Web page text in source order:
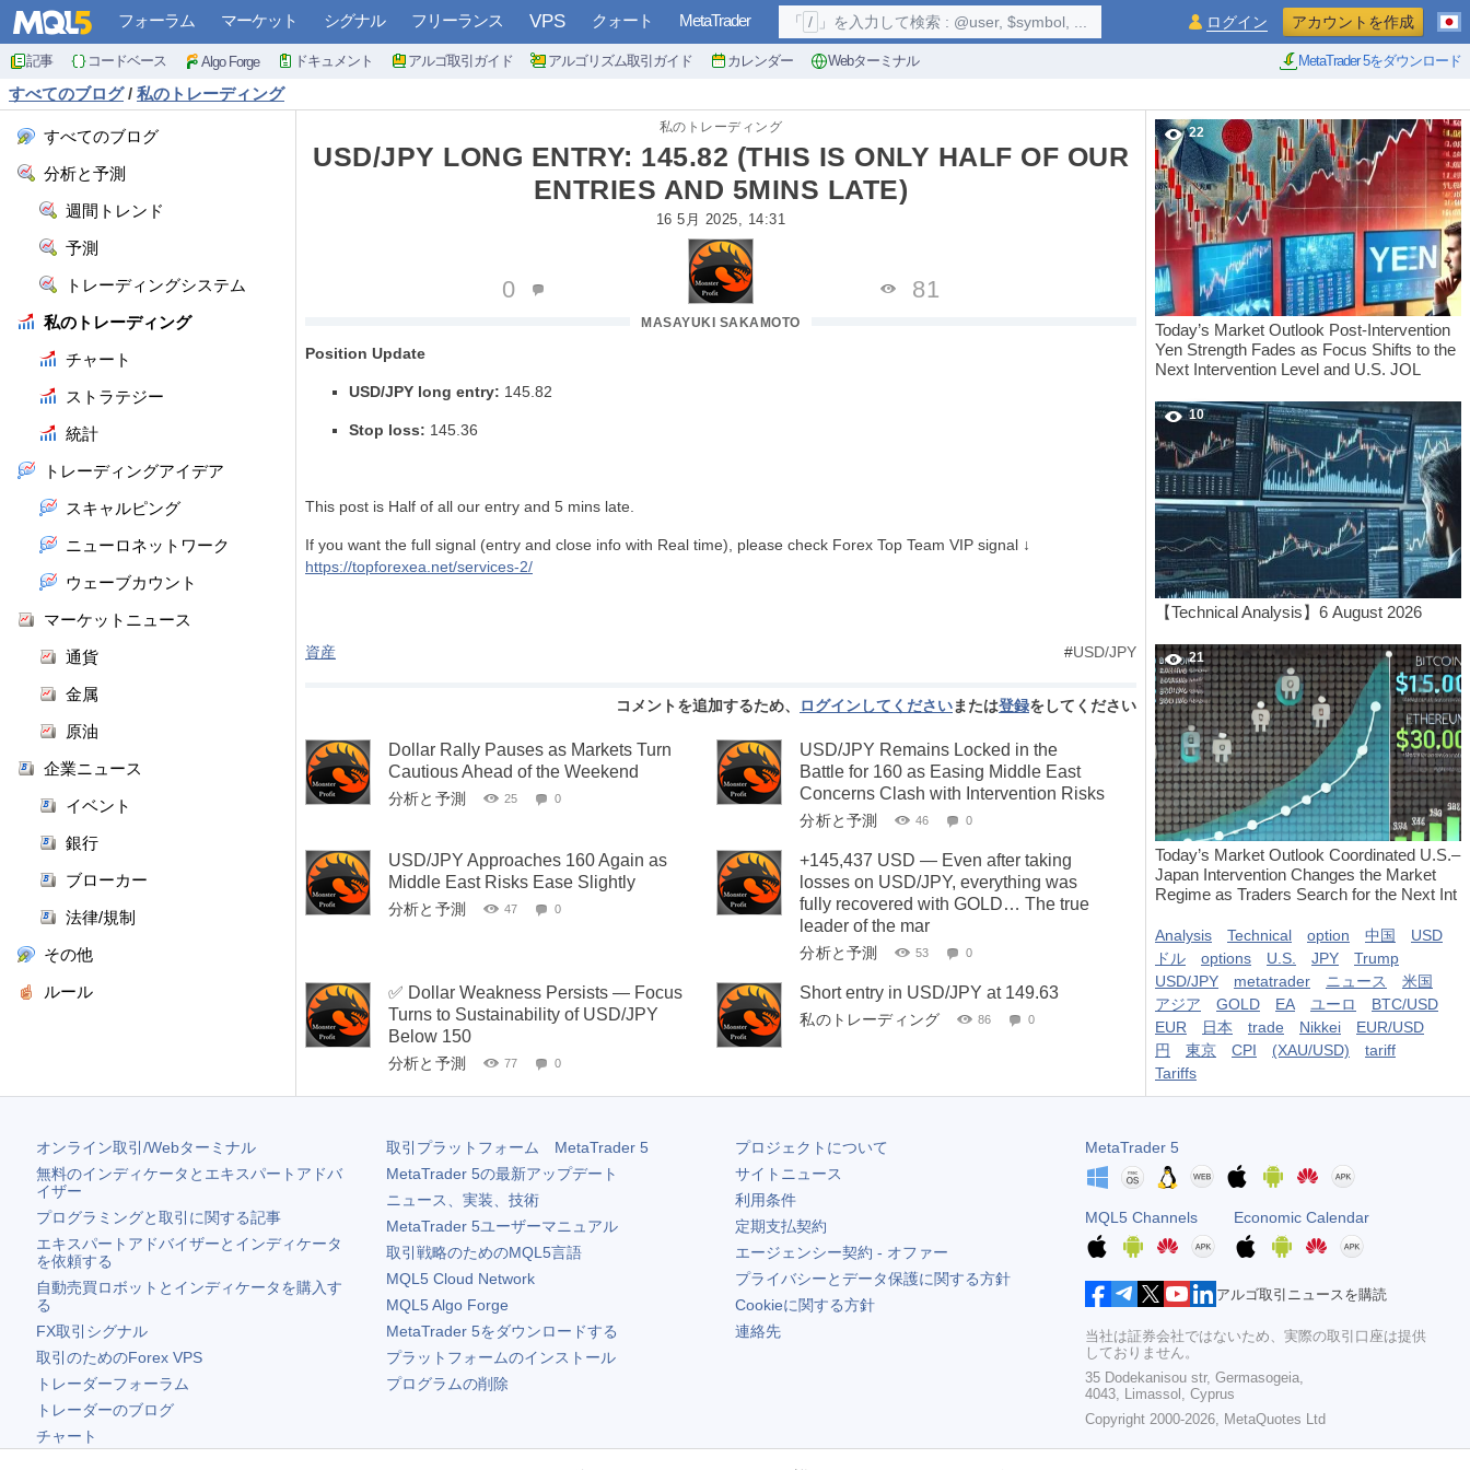
フォーラム マーケット シグナル フリーランス VPS クォート MetaTrader
記事 コードベース Algo Forge ドキュメント アルゴ取引ガイド アルゴリズム取引ガイド カレンダー Webターミナル MetaTrader 5をダウンロード
「 / 」を入力して検索 : @user, $symbol, ... ログイン アカウントを作成
すべてのブログ / 私のトレーディング
すべてのブログ
分析と予測
週間トレンド
予測
トレーディングシステム
私のトレーディング
チャート
ストラテジー
統計
トレーディングアイデア
スキャルピング
ニューロネットワーク
ウェーブカウント
マーケットニュース
通貨
金属
原油
企業ニュース
イベント
銀行
ブローカー
法律/規制
その他
ルール
私のトレーディング
USD/JPY LONG ENTRY: 145.82 (THIS IS ONLY HALF OF OUR
ENTRIES AND 5MINS LATE)
16 5月 2025, 14:31
MASAYUKI SAKAMOTO
0 81
Position Update
USD/JPY long entry: 145.82
Stop loss: 145.36
This post is Half of all our entry and 5 mins late.
If you want the full signal (entry and close info with Real time), please check Forex Top Team VIP signal ↓
https://topforexea.net/services-2/
#USD/JPY
資産
コメントを追加するため、 ログインしてくださいまたは登録をしてください
Dollar Rally Pauses as Markets Turn
Cautious Ahead of the Weekend
分析と予測 25 0
USD/JPY Remains Locked in the
Battle for 160 as Easing Middle East
Concerns Clash with Intervention Risks
分析と予測 46 0
USD/JPY Approaches 160 Again as
Middle East Risks Ease Slightly
分析と予測 47 0
+145,437 USD — Even after taking
losses on USD/JPY, everything was
fully recovered with GOLD… The true
leader of the mar
分析と予測 53 0
✅ Dollar Weakness Persists — Focus
Turns to Sustainability of USD/JPY
Below 150
分析と予測 77 0
Short entry in USD/JPY at 149.63
私のトレーディング 86 0
22
Today’s Market Outlook Post-Intervention
Yen Strength Fades as Focus Shifts to the
Next Intervention Level and U.S. JOL
10
【Technical Analysis】6 August 2026
21
Today’s Market Outlook Coordinated U.S.–
Japan Intervention Changes the Market
Regime as Traders Search for the Next Int
Analysis Technical option 中国
USD
ドル
options U.S. JPY
Trump
USD/JPY
metatrader ニュース
米国
アジア
GOLD EA ユーロ
BTC/USD
EUR
日本 trade Nikkei
EUR/USD
円
東京 CPI (XAU/USD)
tariff
Tariffs
オンライン取引/Webターミナル
無料のインディケータとエキスパートアドバ
イザー
プログラミングと取引に関する記事
エキスパートアドバイザーとインディケータ
を依頼する
自動売買ロボットとインディケータを購入す
る
FX取引シグナル
取引のためのForex VPS
トレーダーフォーラム
トレーダーのブログ
チャート
取引プラットフォーム MetaTrader 5
MetaTrader 5の最新アップデート
ニュース、実装、技術
MetaTrader 5ユーザーマニュアル
取引戦略のためのMQL5言語
MQL5 Cloud Network
MQL5 Algo Forge
MetaTrader 5をダウンロードする
プラットフォームのインストール
プログラムの削除
プロジェクトについて
サイトニュース
利用条件
定期支払契約
エージェンシー契約 - オファー
プライバシーとデータ保護に関する方針
Cookieに関する方針
連絡先
MetaTrader 5
MQL5 Channels Economic Calendar
アルゴ取引ニュースを購読
当社は証券会社ではないため、実際の取引口座は提供
しておりません。
35 Dodekanisou str, Germasogeia,
4043, Limassol, Cyprus
Copyright 2000-2026, MetaQuotes Ltd